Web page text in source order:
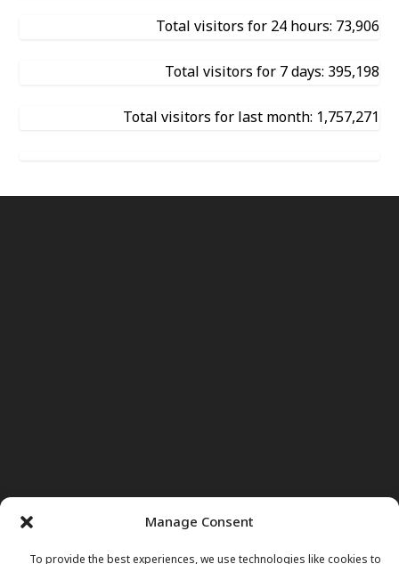
Manage Consent
Total visitors for 24 hours: 73,906
Total visitors for 7 days: 395,198
Total visitors for last month: 1,757,271